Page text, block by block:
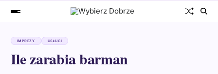
IMPREZY USŁUGI
Ile zarabia barman